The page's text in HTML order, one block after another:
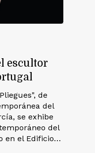
escultor
de
del
se exhibe
del
en el Edificio…